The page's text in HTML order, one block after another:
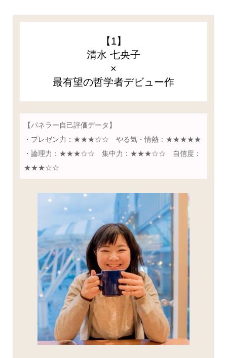
【1】
清水 七央子
×
最有望の哲学者デビュー作
【パネラー自己評価データ】
・プレゼン力：★★★☆☆ やる気・情熱：★★★★★
・論理力：★★★☆☆ 集中力：★★★☆☆ 自信度：
★★★☆☆